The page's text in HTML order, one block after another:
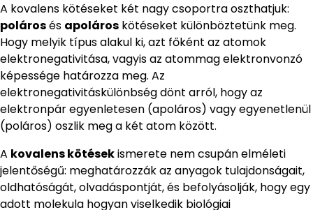
A kovalens kötéseket két nagy csoportra oszthatjuk:
polárosés apoláros kötéseket különböztetünk meg.
Hogy melyik típus alakul ki, azt főként az atomok
elektronegativitása, vagyis az atommag elektronvonzó
képessége határozza meg. Az
elektronegativitáskülönbség dönt arról, hogy az
elektronpár egyenletesen (apoláros) vagy egyenetlenül
(poláros) oszlik meg a két atom között.
A kovalens kötésekismerete nem csupán elméleti
jelentőségű: meghatározzák az anyagok tulajdonságait,
oldhatóságát, olvadáspontját, és befolyásolják, hogy egy
adott molekula hogyan viselkedik biológiai